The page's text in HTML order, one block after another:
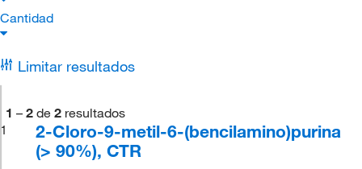
Cantidad
Limitar resultados
1 – 2 de 2 resultados
1
2-Cloro-9-metil-6-(bencilamino)purina
(> 90%), CTR